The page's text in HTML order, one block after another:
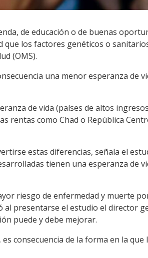
de educación o de buenas
que los factores genéticos o
(OMS).
una menor esperanza de
de vida (países de altos
rentas como Chad o República
estas diferencias, señala el
tienen una esperanza de
riesgo de enfermedad y muerte
presentarse el estudio el director
puede y debe mejorar.
consecuencia de la forma en la